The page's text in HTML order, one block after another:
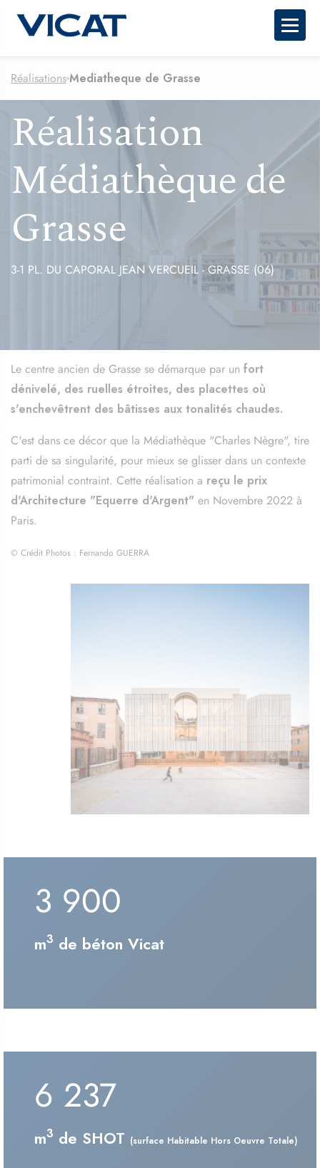
RéalisationsMediatheque de Grasse
Réalisation
Médiathèque de
Grasse
3-1 PL. DU CAPORAL JEAN VERCUEIL - GRASSE (06)
Le centre ancien de Grasse se démarque par un fort
dénivelé, des ruelles étroites, des placettes où
s'enchevêtrent des bâtisses aux tonalités chaudes.
C'est dans ce décor que la Médiathèque "Charles Nègre", tire
parti de sa singularité, pour mieux se glisser dans un contexte
patrimonial contraint. Cette réalisation a reçu le prix
d'Architecture "Equerre d'Argent" en Novembre 2022 à
Paris.
© Crédit Photos : Fernando GUERRA
3 900
m3 de béton Vicat
6 237
m3 de SHOT (surface Habitable Hors Oeuvre Totale)